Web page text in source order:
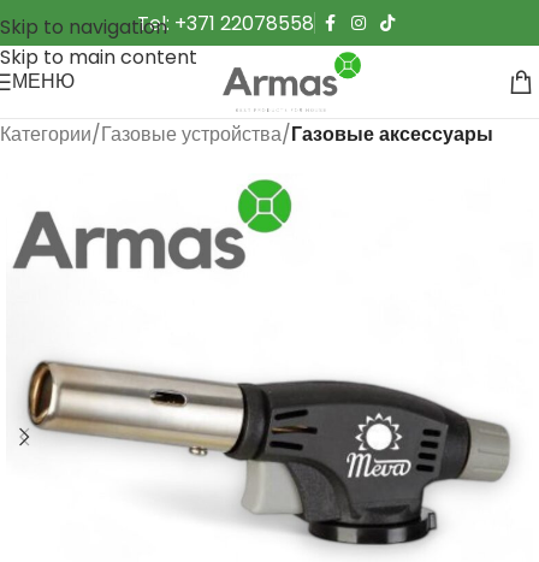
Skip to navigation
Skip to main content
Tel: +371 22078558
МЕНЮ
Категории Газовые устройства Газовые аксессуары